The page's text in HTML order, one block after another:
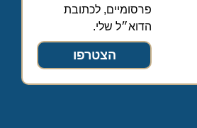
פרסומיים, לכתובת
הדוא״ל שלי.
הצטרפו